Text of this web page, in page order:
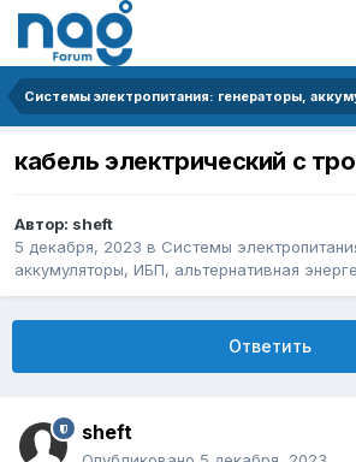
кабель электрический с
Автор: sheft
5 декабря, 2023 в Системы
аккумуляторы, ИБП, альтернативная
Ответить
sheft